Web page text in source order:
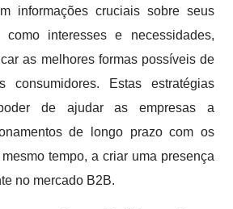
informações cruciais sobre seus
como interesses e necessidades,
as melhores formas possíveis de
consumidores. Estas estratégias
de ajudar as empresas a
de longo prazo com os
tempo, a criar uma presença
no mercado B2B.